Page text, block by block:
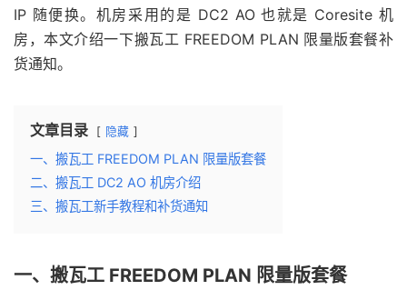
IP 随便换。机房采用的是 DC2 AO 也就是 Coresite 机
房，本文介绍一下搬瓦工 FREEDOM PLAN 限量版套餐补
货通知。
文章目录 隐藏
一、搬瓦工 FREEDOM PLAN 限量版套餐
二、搬瓦工 DC2 AO 机房介绍
三、搬瓦工新手教程和补货通知
一、搬瓦工 FREEDOM PLAN 限量版套餐